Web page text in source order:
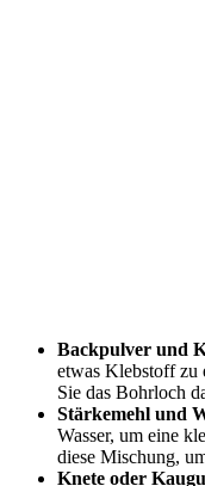
Backpulver und
etwas Klebstoff zu
Sie das Bohrloch
Stärkemehl und
Wasser, um eine
diese Mischung,
Knete oder